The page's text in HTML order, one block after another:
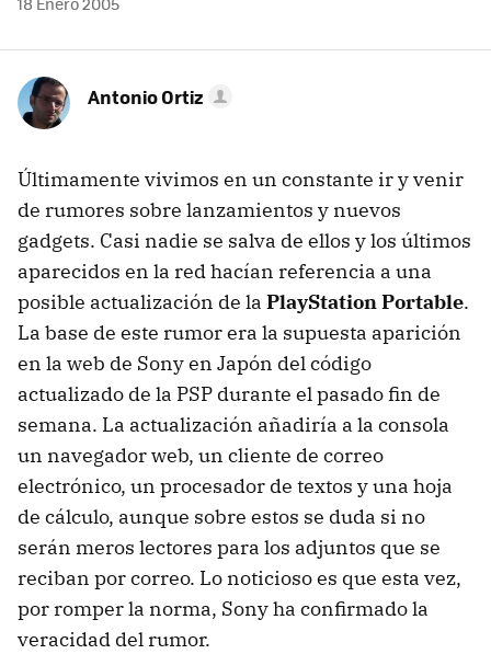
Antonio Ortiz
Últimamente vivimos en un constante ir y venir
de rumores sobre lanzamientos y nuevos
gadgets. Casi nadie se salva de ellos y los últimos
aparecidos en la red hacían referencia a una
posible actualización de la PlayStation Portable.
La base de este rumor era la supuesta aparición
en la web de Sony en Japón del código
actualizado de la PSP durante el pasado fin de
semana. La actualización añadiría a la consola
un navegador web, un cliente de correo
electrónico, un procesador de textos y una hoja
de cálculo, aunque sobre estos se duda si no
serán meros lectores para los adjuntos que se
reciban por correo. Lo noticioso es que esta vez,
por romper la norma, Sony ha confirmado la
veracidad del rumor.